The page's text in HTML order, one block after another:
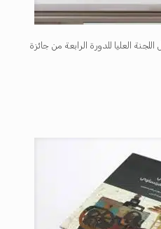
العليا للدورة الرابعة من جائزة